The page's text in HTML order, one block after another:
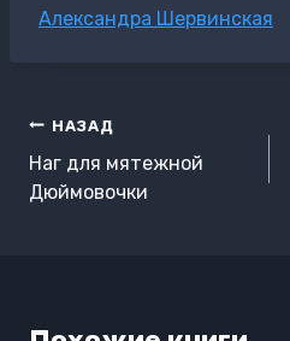
Метки
Александра Шервинская
Навигация
по
записям
НАЗАД
Наг для мятежной
Дюймовочки